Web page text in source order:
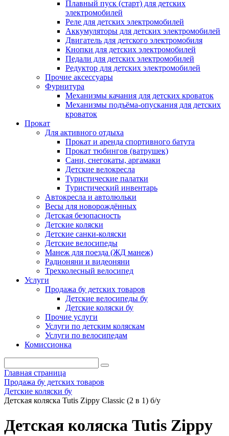
Плавный пуск (старт) для детских
электромобилей
Реле для детских электромобилей
Аккумуляторы для детских электромобилей
Двигатель для детского электромобиля
Кнопки для детских электромобилей
Педали для детских электромобилей
Редуктор для детских электромобилей
Прочие аксессуары
Фурнитура
Механизмы качания для детских кроваток
Механизмы подъёма-опускания для детских
кроваток
Прокат
Для активного отдыха
Прокат и аренда спортивного батута
Прокат тюбингов (ватрушек)
Сани, снегокаты, аргамаки
Детские велокресла
Туристические палатки
Туристический инвентарь
Автокресла и автолюльки
Весы для новорождённых
Детская безопасность
Детские коляски
Детские санки-коляски
Детские велосипеды
Манеж для поезда (ЖД манеж)
Радионяни и видеоняни
Трехколесный велосипед
Услуги
Продажа бу детских товаров
Детские велосипеды бу
Детские коляски бу
Прочие услуги
Услуги по детским коляскам
Услуги по велосипедам
Комиссионка
Главная страница
Продажа бу детских товаров
Детские коляски бу
Детская коляска Tutis Zippy Classic (2 в 1) б/у
Детская коляска Tutis Zippy